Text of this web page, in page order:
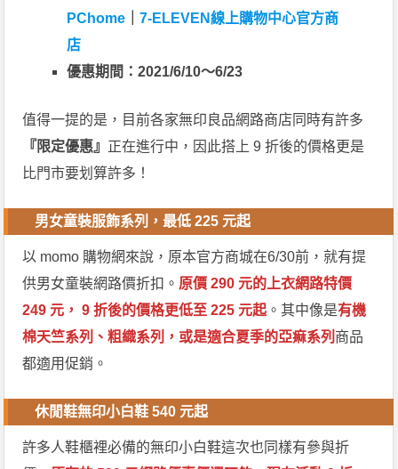
PChome ｜7-ELEVEN線上購物中心官方商
店
優惠期間：2021/6/10～6/23
值得一提的是，目前各家無印良品網路商店同時有許多
『限定優惠』 正在進行中，因此搭上 9 折後的價格更是
比門市要划算許多！
男女童裝服飾系列，最低 225 元起
以 momo 購物網來說，原本官方商城在6/30前，就有提
供男女童裝網路價折扣。 原價 290 元的上衣網路特價
249 元， 9 折後的價格更低至 225 元起 。其中像是有機
棉天竺系列、粗織系列，或是適合夏季的亞痲系列 商品
都適用促銷。
休閒鞋無印小白鞋 540 元起
許多人鞋櫃裡必備的無印小白鞋這次也同樣有參與折